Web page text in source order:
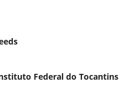
Federal do Tocantins